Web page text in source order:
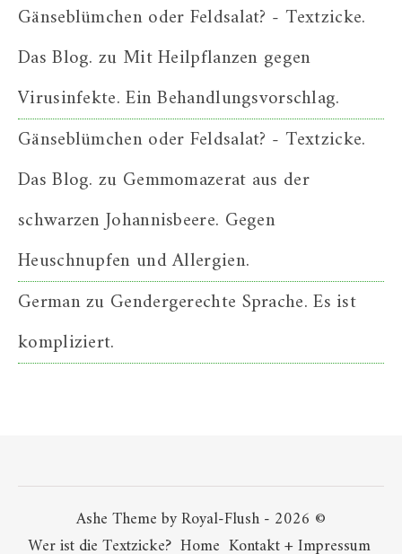
Gänseblümchen oder Feldsalat? - Textzicke.
Das Blog. zu Mit Heilpflanzen gegen
Virusinfekte. Ein Behandlungsvorschlag.
Gänseblümchen oder Feldsalat? - Textzicke.
Das Blog. zu Gemmomazerat aus der
schwarzen Johannisbeere. Gegen
Heuschnupfen und Allergien.
Germanzu Gendergerechte Sprache. Es ist
kompliziert.
Ashe Theme by Royal-Flush - 2026 ©
Wer ist die Textzicke? Home Kontakt + Impressum